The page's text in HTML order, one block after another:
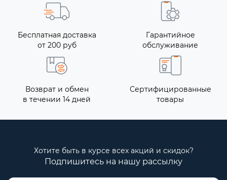
Бесплатная доставка
от 200 руб
Гарантийное
обслуживание
Возврат и обмен
в течении 14 дней
Сертифицированные
товары
Хотите быть в курсе всех акций и скидок?
Подпишитесь на нашу рассылку